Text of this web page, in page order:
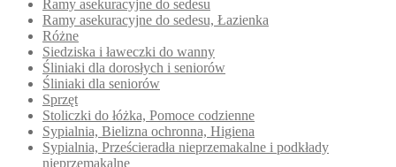
Ramy asekuracyjne do sedesu
Ramy asekuracyjne do sedesu, Łazienka
Różne
Siedziska i ławeczki do wanny
Śliniaki dla dorosłych i seniorów
Śliniaki dla seniorów
Sprzęt
Stoliczki do łóżka, Pomoce codzienne
Sypialnia, Bielizna ochronna, Higiena
Sypialnia, Prześcieradła nieprzemakalne i podkłady
nieprzemakalne